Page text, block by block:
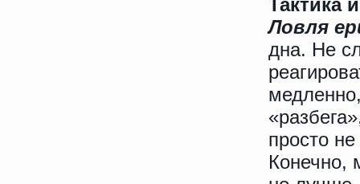
Тактика
Ловля
дна. Не
просто
Конечно,